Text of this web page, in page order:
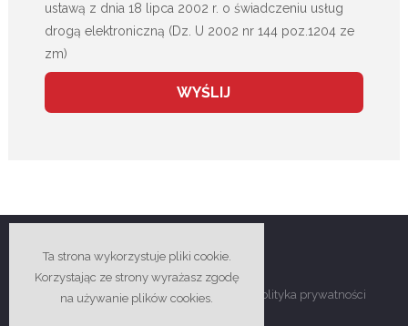
ustawą z dnia 18 lipca 2002 r. o świadczeniu usług
drogą elektroniczną (Dz. U 2002 nr 144 poz.1204 ze
zm)
Copyright © 2018-2026 Atlas Poland - Polityka prywatności
Ta strona wykorzystuje pliki cookie.
Korzystając ze strony wyrażasz zgodę
na używanie plików cookies.